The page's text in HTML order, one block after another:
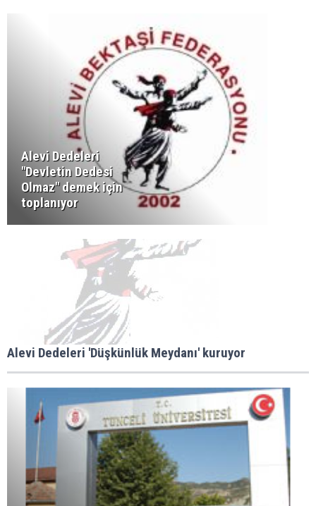
Alevi Dedeleri
"Devletin Dedesi
Olmaz" demek için
toplanıyor
Alevi Dedeleri 'Düşkünlük Meydanı' kuruyor